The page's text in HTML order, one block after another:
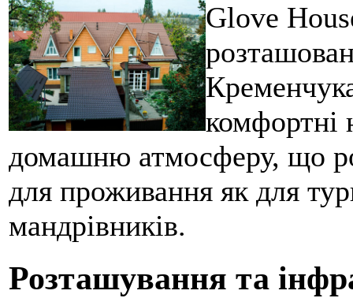
Glove
комфортні
домашню атмосферу, що
для проживання як для
мандрівників.
Розташування та